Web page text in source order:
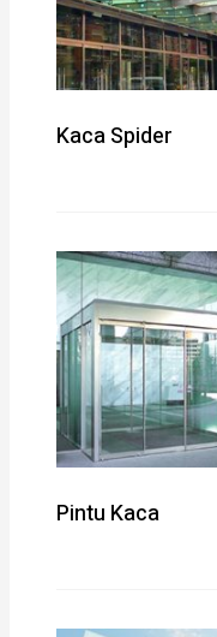
Kaca Spider
Pintu Kaca